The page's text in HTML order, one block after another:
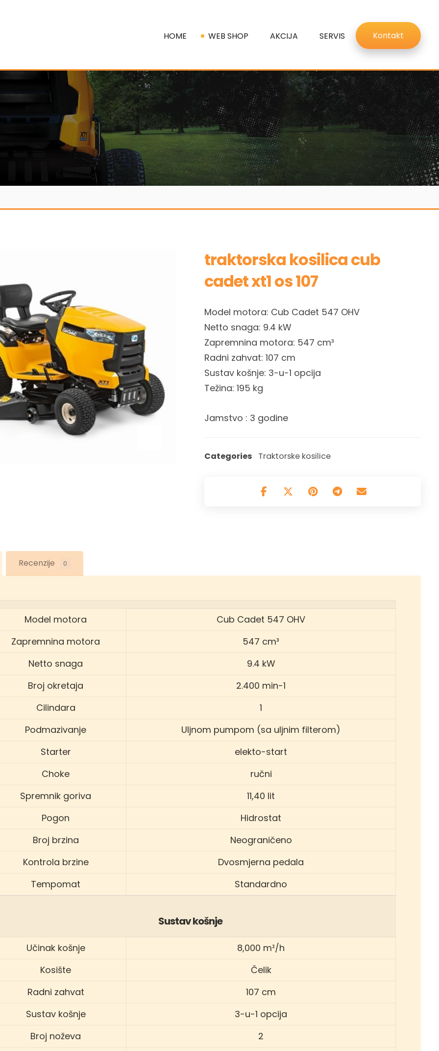
Kontakt
HOME WEB SHOP AKCIJA SERVIS
traktorska kosilica cub
cadet xt1 os 107
Model motora: Cub Cadet 547 OHV
Netto snaga: 9.4 kW
Zapremnina motora: 547 cm³
Radni zahvat: 107 cm
Sustav košnje: 3-u-1 opcija
Težina: 195 kg
Jamstvo : 3 godine
Categories Traktorske kosilice
Recenzije 0
Model motora
Cub Cadet 547 OHV
Zapremnina motora
547 cm³
Netto snaga
9.4 kW
Broj okretaja
2.400 min-1
Cilindara
1
Podmazivanje
Uljnom pumpom (sa uljnim filterom)
Starter
elekto-start
Choke
ručni
Spremnik goriva
11,40 lit
Pogon
Hidrostat
Broj brzina
Neograničeno
Kontrola brzine
Dvosmjerna pedala
Tempomat
Standardno
Sustav košnje
Učinak košnje
8,000 m²/h
Kosište
Čelik
Radni zahvat
107 cm
Sustav košnje
3-u-1 opcija
Broj noževa
2